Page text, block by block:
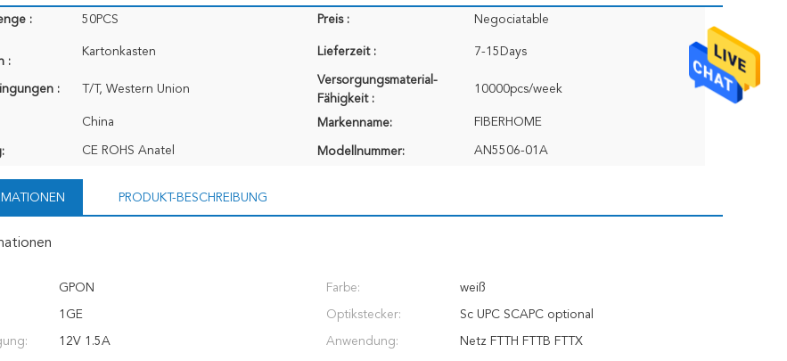
: 50PCS Preis :
Negociatable
:
Kartonkasten Lieferzeit : 7-15Days
: T/T, Western Union
Versorgungsmaterial-
Fähigkeit :
10000pcs/week
China Markenname: FIBERHOME
CE ROHS Anatel Modellnummer: AN5506-01A
PRODUKT-BESCHREIBUNG
GPON Farbe: weiß
1GE Optikstecker: Sc UPC SCAPC optional
12V 1.5A Anwendung: Netz FTTH FTTB FTTX